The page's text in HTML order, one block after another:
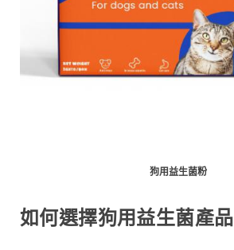
狗用益生菌粉
如何選擇狗用益生菌產品